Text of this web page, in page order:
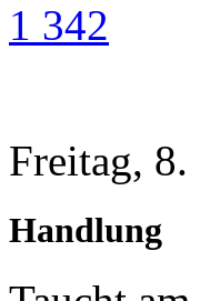
1 342
Freitag,
Handlung